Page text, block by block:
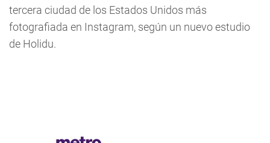
tercera ciudad de los Estados Unidos más
fotografiada en Instagram, según un nuevo estudio
de Holidu.